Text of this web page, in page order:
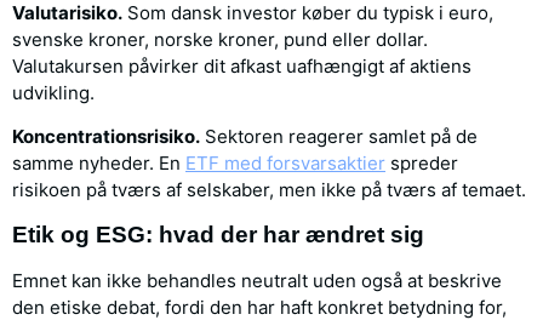
Valutarisiko. Som dansk investor køber du typisk i euro,
svenske kroner, norske kroner, pund eller dollar.
Valutakursen påvirker dit afkast uafhængigt af aktiens
udvikling.
Koncentrationsrisiko. Sektoren reagerer samlet på de
samme nyheder. En ETF med forsvarsaktier spreder
risikoen på tværs af selskaber, men ikke på tværs af temaet.
Etik og ESG: hvad der har ændret sig
Emnet kan ikke behandles neutralt uden også at beskrive
den etiske debat, fordi den har haft konkret betydning for,